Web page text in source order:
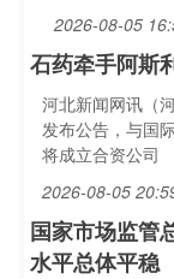
2026-08-05
石药牵手阿斯
河北新闻网讯（
发布公告，与国
将成立合资公司
2026-08-05
国家市场监管
水平总体平稳